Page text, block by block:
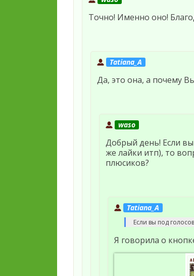
Точно! Именно оно!
Tatiana_A
Да, это она, а почему
waso
Добрый день! Если
же лайки итп), то
плюсиков?
Tatiana_A
Если вы под
Я говорила о